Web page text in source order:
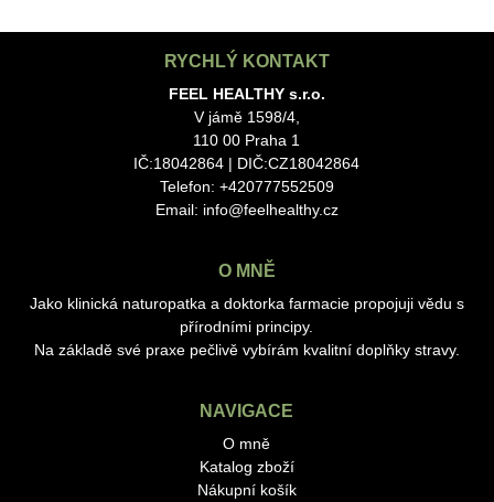
RYCHLÝ KONTAKT
FEEL HEALTHY s.r.o.
V jámě 1598/4,
110 00 Praha 1
IČ:18042864 | DIČ:CZ18042864
Telefon: +420777552509
Email: info@feelhealthy.cz
O MNĚ
Jako klinická naturopatka a doktorka farmacie propojuji vědu s
přírodními principy.
Na základě své praxe pečlivě vybírám kvalitní doplňky stravy.
NAVIGACE
O mně
Katalog zboží
Nákupní košík